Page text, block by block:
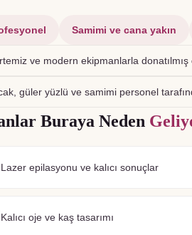
Samimi ve cana yakın
ve modern ekipmanlarla donatılmış
güler yüzlü ve samimi personel
Buraya Neden
Lazer epilasyonu ve kalıcı sonuçlar
Kalıcı oje ve kaş tasarımı